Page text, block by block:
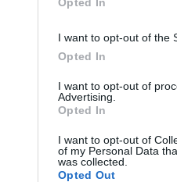
I want to opt-out of the
Opted In
I want to opt-out of
Advertising.
Opted In
I want to opt-out of
of my Personal Data
was collected.
Opted Out